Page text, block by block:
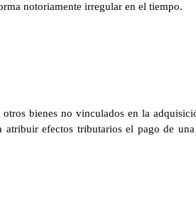
notoriamente irregular en el tiempo.
bienes no vinculados en la
efectos tributarios el pago de